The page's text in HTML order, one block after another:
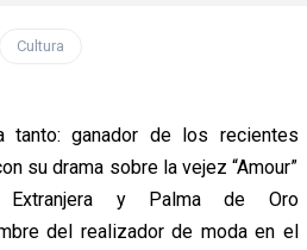
Cultura
tanto: ganador de los recientes
su drama sobre la vejez “Amour”
Extranjera y Palma de Oro
del realizador de moda en el